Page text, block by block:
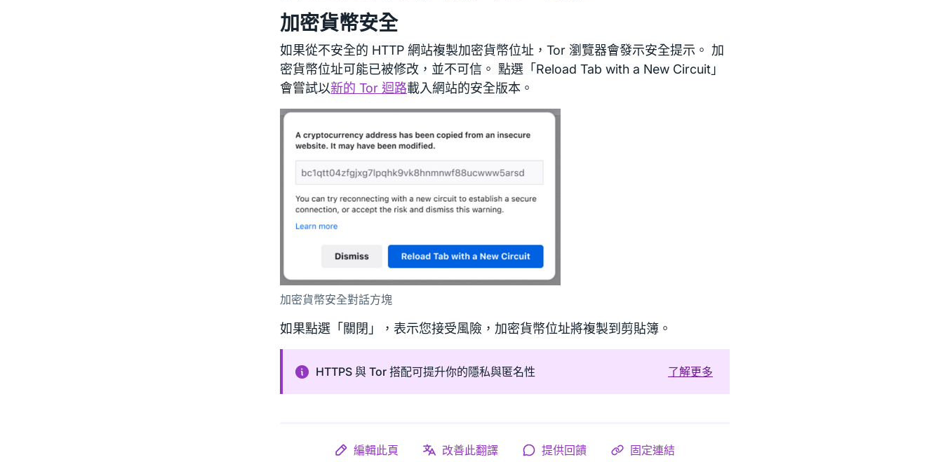
加密貨幣安全
如果從不安全的 HTTP 網站複製加密貨幣位址，Tor 瀏覽器會發示安全提示。 加
密貨幣位址可能已被修改，並不可信。 點選「Reload Tab with a New Circuit」
會嘗試以新的 Tor 迴路載入網站的安全版本。
加密貨幣安全對話方塊
如果點選「關閉」，表示您接受風險，加密貨幣位址將複製到剪貼簿。
HTTPS 與 Tor 搭配可提升你的隱私與匿名性 了解更多
編輯此頁 改善此翻譯 提供回饋 固定連結